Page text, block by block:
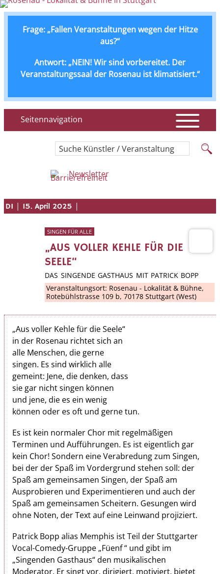
Frage: „Fallen Veranstaltungen wegen der Hitze
aus?“
Antwort: „NEIN! Wir sind vorbereitet. Der
Veranstaltungssaal der Rosenau ist klimatisiert.“
Seitennavigation
Suche Künstler / Veranstaltung
Newsletter
DI | 15. April 2025 |
SINGEN FÜR ALLE
„AUS VOLLER KEHLE FÜR DIE
SEELE“
DAS SINGENDE GASTHAUS MIT PATRICK BOPP
Veranstaltungsort: Rosenau - Lokalität & Bühne,
Rotebühlstrasse 109 b, 70178 Stuttgart (West)
„Aus voller Kehle für die Seele“
in der Rosenau richtet sich an
alle Menschen, die gerne
singen. Es sind wirklich alle
gemeint: Jene, die denken, dass
sie gar nicht singen können
und jene, die es ein wenig
können oder es oft und gerne tun.
Es ist kein normaler Chor mit regelmäßigen
Terminen und Aufführungen. Es ist eigentlich gar
kein Chor! Sondern eine Verabredung zum Singen,
bei der der Spaß im Vordergrund stehen soll: der
Spaß am gemeinsamen Singen, der Spaß am
Ausprobieren und Experimentieren und auch der
Spaß am gemeinsamen Scheitern. Gesungen wird
ohne Noten, der Text auf eine Leinwand projiziert.
Patrick Bopp alias Memphis ist Teil der Stuttgarter
Vocal-Comedy-Gruppe „Füenf “ und gibt im
„Singenden Gasthaus“ den musikalischen
Moderator. Er singt vor, dirigiert, motiviert, bietet